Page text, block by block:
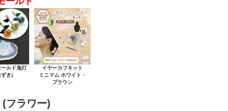
ールド鬼灯
ずき)
イヤーカフキット
ミニマム ホワイト・
ブラウン
フラワー)